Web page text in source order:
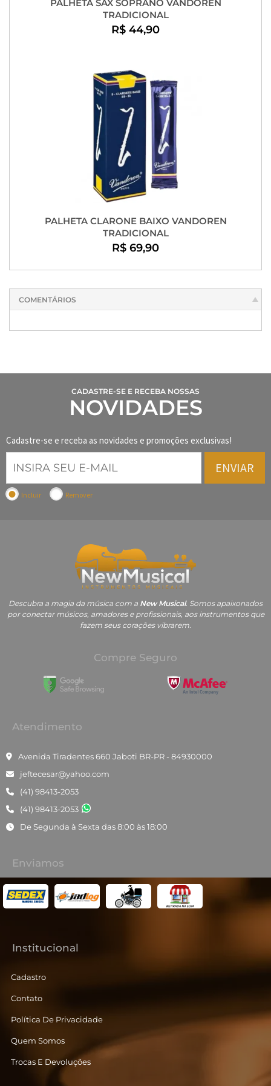
PALHETA SAX SOPRANO VANDOREN
TRADICIONAL
R$ 44,90
PALHETA CLARONE BAIXO VANDOREN
TRADICIONAL
R$ 69,90
COMENTÁRIOS
CADASTRE-SE E RECEBA NOSSAS
NOVIDADES
Cadastre-se e receba as novidades e promoções exclusivas!
ENVIAR
Incluir Remover
Descubra a magia da música com a New Musical. Somos apaixonados
por conectar músicos, amadores e profissionais, aos instrumentos que
fazem seus corações vibrarem.
Compre Seguro
Atendimento
Avenida Tiradentes 660 Jaboti BR-PR - 84930000
jeftecesar@yahoo.com
(41) 98413-2053
(41) 98413-2053
De Segunda à Sexta das 8:00 às 18:00
Enviamos
Institucional
Cadastro
Contato
Política De Privacidade
Quem Somos
Trocas E Devoluções